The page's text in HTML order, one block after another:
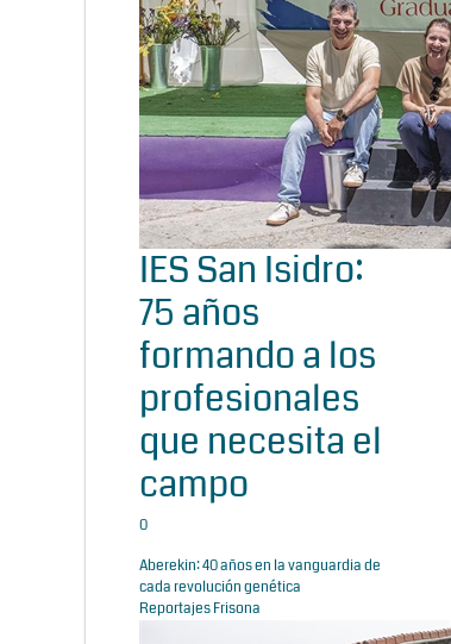
IES San Isidro:
75 años
formando a los
profesionales
que necesita el
campo
0
Aberekin: 40 años en la vanguardia de
cada revolución genética
Reportajes Frisona